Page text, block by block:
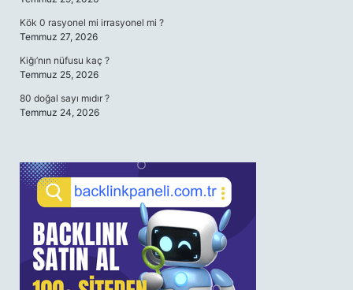
Kök 0 rasyonel mi irrasyonel mi ?
Temmuz 27, 2026
Kiğı’nın nüfusu kaç ?
Temmuz 25, 2026
80 doğal sayı mıdır ?
Temmuz 24, 2026